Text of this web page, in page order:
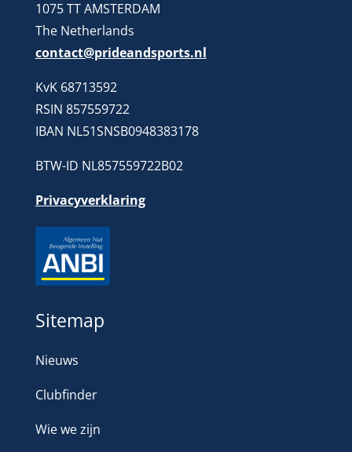
1075 TT AMSTERDAM
The Netherlands
contact@prideandsports.nl
KvK 68713592
RSIN 857559722
IBAN NL51SNSB0948383178
BTW-ID NL857559722B02
Privacyverklaring
Sitemap
Nieuws
Clubfinder
Wie we zijn